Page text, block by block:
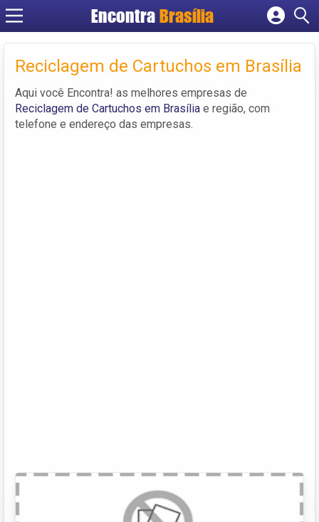
EncontraBrasília
Cadastrar empresa
Criar conta
Reciclagem de Cartuchos em Brasília
Aqui você Encontra! as melhores empresas de
Reciclagem de Cartuchos em Brasília e região, com
telefone e endereço das empresas.